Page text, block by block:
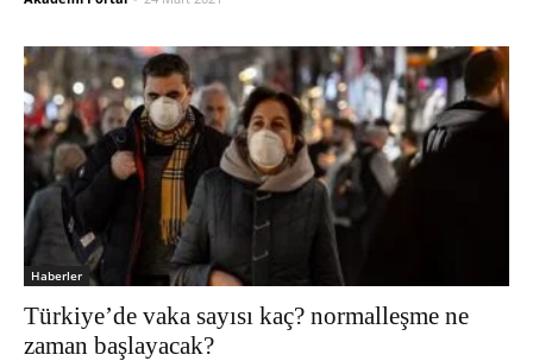
Haberler
Türkiye’de vaka sayısı kaç? normalleşme ne
zaman başlayacak?